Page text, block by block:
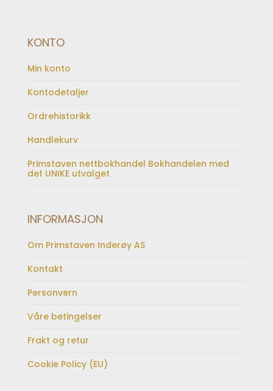
KONTO
Min konto
Kontodetaljer
Ordrehistorikk
Handlekurv
Primstaven nettbokhandel Bokhandelen med
det UNIKE utvalget
INFORMASJON
Om Primstaven Inderøy AS
Kontakt
Personvern
Våre betingelser
Frakt og retur
Cookie Policy (EU)